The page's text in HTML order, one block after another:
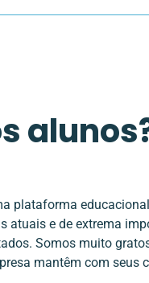
plataforma
atuais e de extrema
Somos muito
mantêm com seus